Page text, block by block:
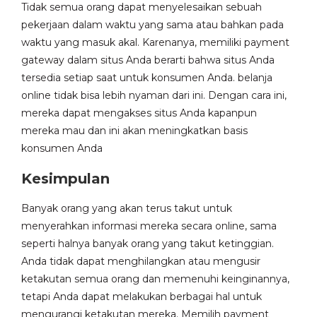
Tidak semua orang dapat menyelesaikan sebuah
pekerjaan dalam waktu yang sama atau bahkan pada
waktu yang masuk akal. Karenanya, memiliki payment
gateway dalam situs Anda berarti bahwa situs Anda
tersedia setiap saat untuk konsumen Anda. belanja
online tidak bisa lebih nyaman dari ini. Dengan cara ini,
mereka dapat mengakses situs Anda kapanpun
mereka mau dan ini akan meningkatkan basis
konsumen Anda
Kesimpulan
Banyak orang yang akan terus takut untuk
menyerahkan informasi mereka secara online, sama
seperti halnya banyak orang yang takut ketinggian.
Anda tidak dapat menghilangkan atau mengusir
ketakutan semua orang dan memenuhi keinginannya,
tetapi Anda dapat melakukan berbagai hal untuk
mengurangi ketakutan mereka. Memilih payment